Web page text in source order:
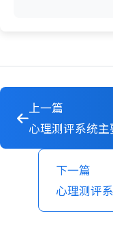
上一篇
心理测评系统
下一篇
心理测评